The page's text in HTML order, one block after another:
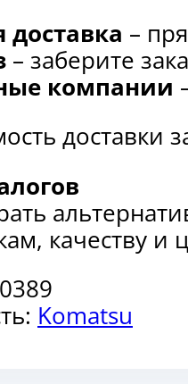
доставка –
– заберите
компании
доставки
качеству
Komatsu